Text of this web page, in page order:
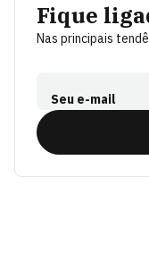
Fique
Nas principais
Seu e-mail